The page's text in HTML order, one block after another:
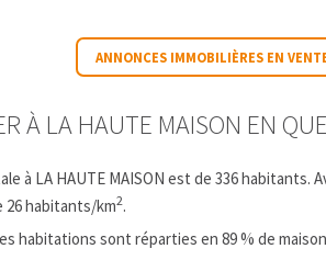
ANNONCES IMMOBILIÈRES EN
À LA HAUTE MAISON EN
à LA HAUTE MAISON est de 336 habitants.
habitants/km2.
habitations sont réparties en 89 % de